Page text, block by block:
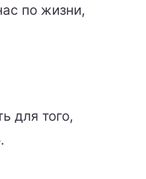
по жизни,
для того,